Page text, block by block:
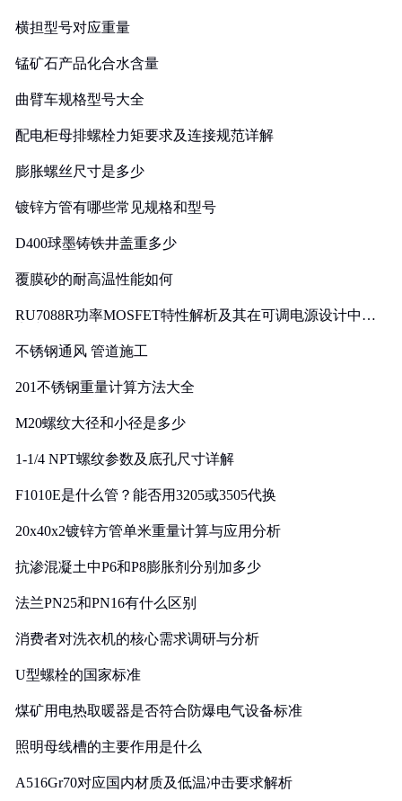
横担型号对应重量
锰矿石产品化合水含量
曲臂车规格型号大全
配电柜母排螺栓力矩要求及连接规范详解
膨胀螺丝尺寸是多少
镀锌方管有哪些常见规格和型号
D400球墨铸铁井盖重多少
覆膜砂的耐高温性能如何
RU7088R功率MOSFET特性解析及其在可调电源设计中的
不锈钢通风 管道施工
201不锈钢重量计算方法大全
M20螺纹大径和小径是多少
1-1/4 NPT螺纹参数及底孔尺寸详解
F1010E是什么管？能否用3205或3505代换
20x40x2镀锌方管单米重量计算与应用分析
抗渗混凝土中P6和P8膨胀剂分别加多少
法兰PN25和PN16有什么区别
消费者对洗衣机的核心需求调研与分析
U型螺栓的国家标准
煤矿用电热取暖器是否符合防爆电气设备标准
照明母线槽的主要作用是什么
A516Gr70对应国内材质及低温冲击要求解析